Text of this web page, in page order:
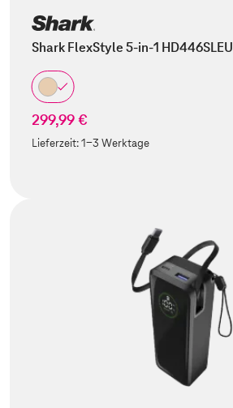
Shark FlexStyle 5-in-1 HD446SLEU
299,99 €
Lieferzeit:1-3 Werktage